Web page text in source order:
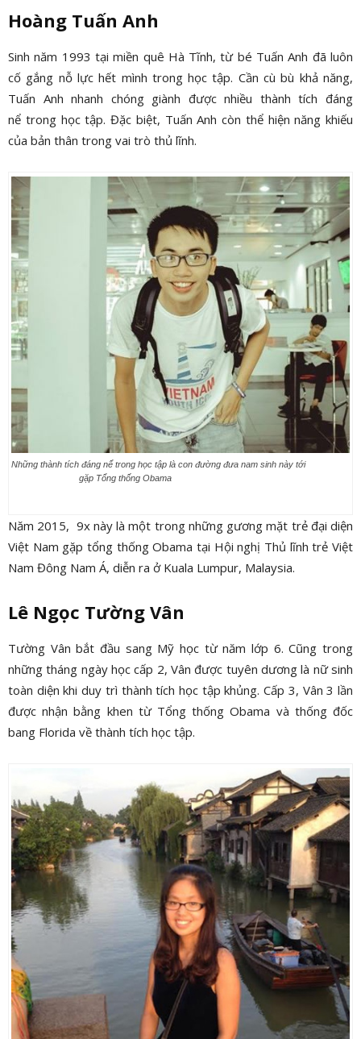
Hoàng Tuấn Anh
Sinh năm 1993 tại miền quê Hà Tĩnh, từ bé Tuấn Anh đã luôn
cố gắng nỗ lực hết mình trong học tập. Cần cù bù khả năng,
Tuấn Anh nhanh chóng giành được nhiều thành tích đáng
nể trong học tập. Đặc biệt, Tuấn Anh còn thể hiện năng khiếu
của bản thân trong vai trò thủ lĩnh.
Những thành tích đáng nể trong học tập là con đường đưa nam sinh này tới
gặp Tổng thống Obama
Năm 2015, 9x này là một trong những gương mặt trẻ đại diện
Việt Nam gặp tổng thống Obama tại Hội nghị Thủ lĩnh trẻ Việt
Nam Đông Nam Á, diễn ra ở Kuala Lumpur, Malaysia.
Lê Ngọc Tường Vân
Tường Vân bắt đầu sang Mỹ học từ năm lớp 6. Cũng trong
những tháng ngày học cấp 2, Vân được tuyên dương là nữ sinh
toàn diện khi duy trì thành tích học tập khủng. Cấp 3, Vân 3 lần
được nhận bằng khen từ Tổng thống Obama và thống đốc
bang Florida về thành tích học tập.